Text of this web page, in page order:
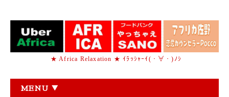
★ Africa Relaxation ★ ｲﾗｯｼｬｰｲ(・∀・)ﾉｼ
MENU ▼